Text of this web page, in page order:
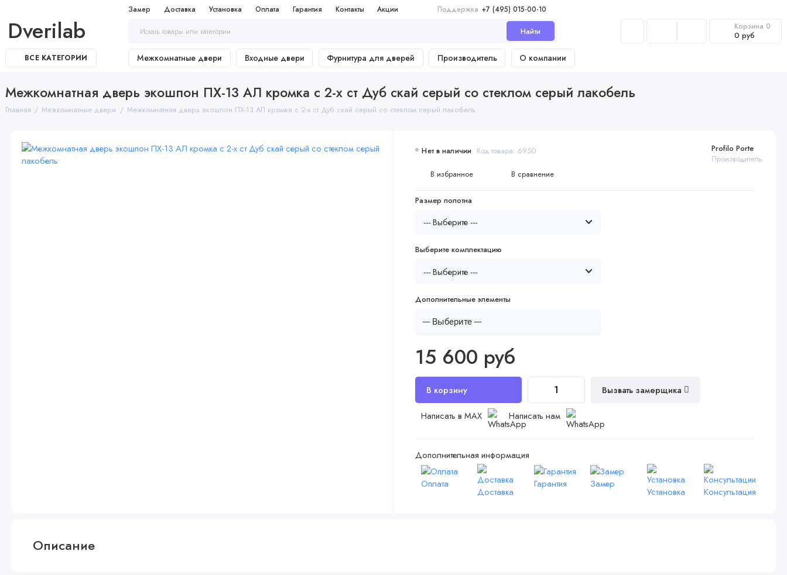
Замер Доставка Установка Оплата Гарантия Контакты Акции Поддержка +7 (495) 015-00-10
Dverilab Найти Корзина 0
0 руб
ВСЕ КАТЕГОРИИ Межкомнатные двери Входные двери Фурнитура для дверей Производитель О компании
Межкомнатная дверь экошпон ПХ-13 АЛ кромка с 2-х ст Дуб скай серый со стеклом серый лакобель
Главная Межкомнатные двери Межкомнатная дверь экошпон ПХ-13 АЛ кромка с 2-х ст Дуб скай серый со стеклом серый лакобель
Нет в наличии Код товара: 6950
Profilo Porte
Производитель
В избранное
В сравнение
Размер полотна
Выберите комплектацию
Дополнительные элементы
--- Выберите ---
15 600 руб
Вызвать замерщика
Написать в MAX Написать нам
Дополнительная информация
Оплата
Доставка
Гарантия Замер
Установка Консультация
Описание